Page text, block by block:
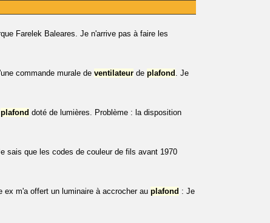
Farelek Baleares. Je n'arrive pas à faire les
commande murale de ventilateur de plafond . Je
plafond doté de lumières. Problème : la disposition
sais que les codes de couleur de fils avant 1970
m'a offert un luminaire à accrocher au plafond : Je